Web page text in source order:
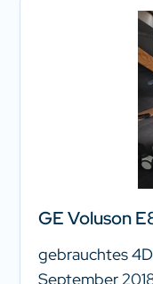
GE Voluson
gebrauchtes
September